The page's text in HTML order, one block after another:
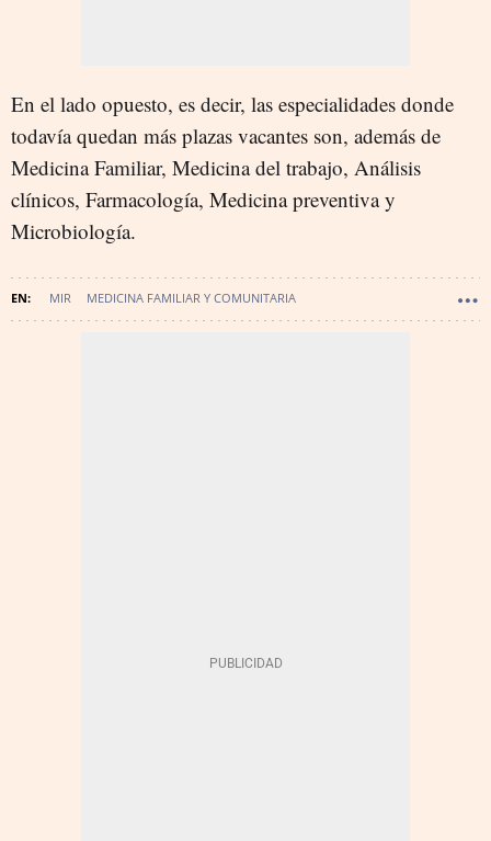
En el lado opuesto, es decir, las especialidades donde
todavía quedan más plazas vacantes son, además de
Medicina Familiar, Medicina del trabajo, Análisis
clínicos, Farmacología, Medicina preventiva y
Microbiología.
MIR MEDICINA FAMILIAR Y COMUNITARIA